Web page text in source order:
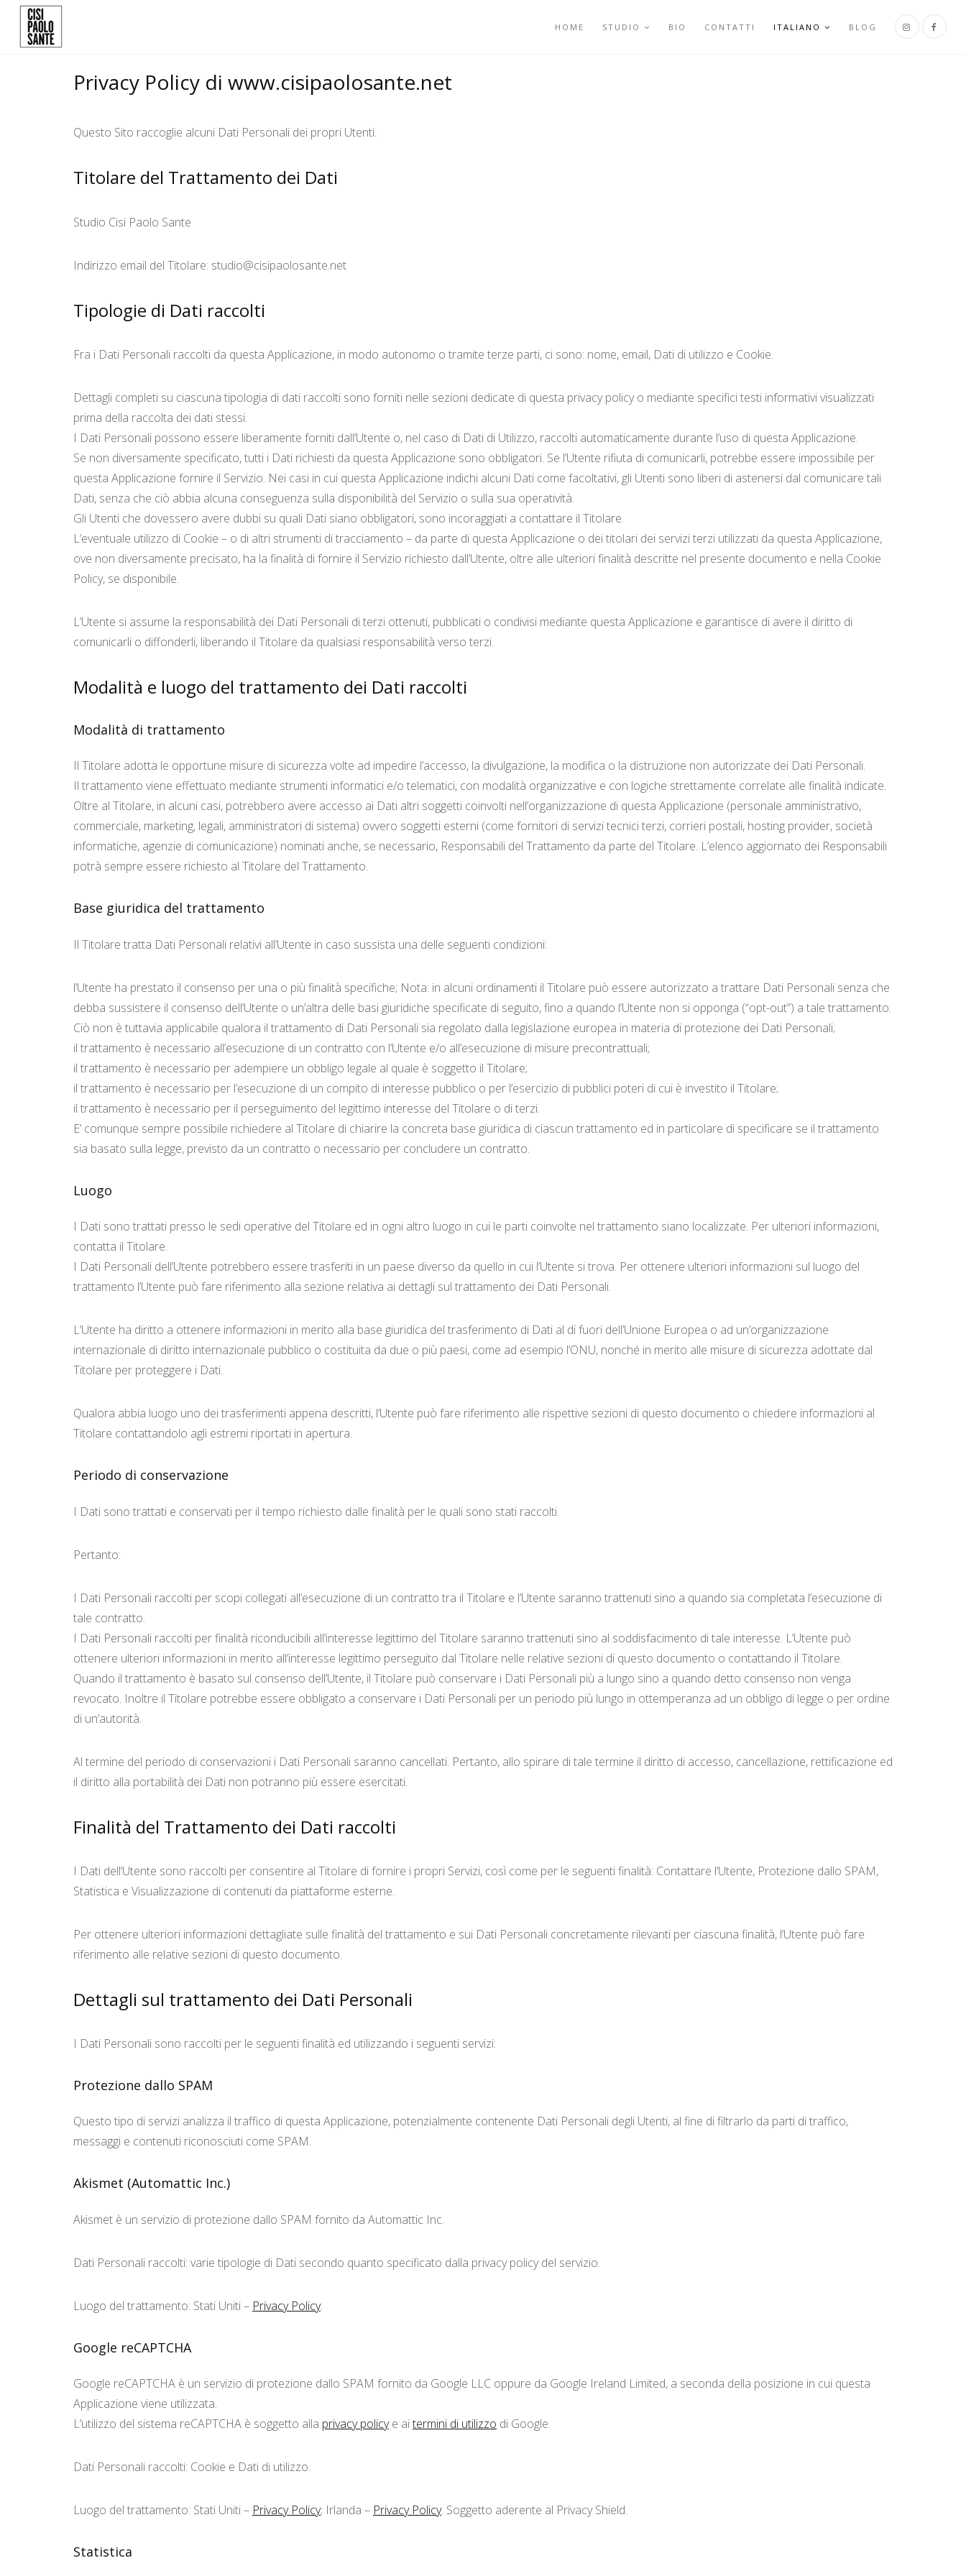
HOME STUDIO BIO CONTATTI ITALIANO BLOG
Privacy Policy di www.cisipaolosante.net
Questo Sito raccoglie alcuni Dati Personali dei propri Utenti.
Titolare del Trattamento dei Dati
Studio Cisi Paolo Sante
Indirizzo email del Titolare: studio@cisipaolosante.net
Tipologie di Dati raccolti
Fra i Dati Personali raccolti da questa Applicazione, in modo autonomo o tramite terze parti, ci sono: nome, email, Dati di utilizzo e Cookie.
Dettagli completi su ciascuna tipologia di dati raccolti sono forniti nelle sezioni dedicate di questa privacy policy o mediante specifici testi informativi visualizzati
prima della raccolta dei dati stessi.
I Dati Personali possono essere liberamente forniti dall’Utente o, nel caso di Dati di Utilizzo, raccolti automaticamente durante l’uso di questa Applicazione.
Se non diversamente specificato, tutti i Dati richiesti da questa Applicazione sono obbligatori. Se l’Utente rifiuta di comunicarli, potrebbe essere impossibile per
questa Applicazione fornire il Servizio. Nei casi in cui questa Applicazione indichi alcuni Dati come facoltativi, gli Utenti sono liberi di astenersi dal comunicare tali
Dati, senza che ciò abbia alcuna conseguenza sulla disponibilità del Servizio o sulla sua operatività.
Gli Utenti che dovessero avere dubbi su quali Dati siano obbligatori, sono incoraggiati a contattare il Titolare.
L’eventuale utilizzo di Cookie – o di altri strumenti di tracciamento – da parte di questa Applicazione o dei titolari dei servizi terzi utilizzati da questa Applicazione,
ove non diversamente precisato, ha la finalità di fornire il Servizio richiesto dall’Utente, oltre alle ulteriori finalità descritte nel presente documento e nella Cookie
Policy, se disponibile.
L’Utente si assume la responsabilità dei Dati Personali di terzi ottenuti, pubblicati o condivisi mediante questa Applicazione e garantisce di avere il diritto di
comunicarli o diffonderli, liberando il Titolare da qualsiasi responsabilità verso terzi.
Modalità e luogo del trattamento dei Dati raccolti
Modalità di trattamento
Il Titolare adotta le opportune misure di sicurezza volte ad impedire l’accesso, la divulgazione, la modifica o la distruzione non autorizzate dei Dati Personali.
Il trattamento viene effettuato mediante strumenti informatici e/o telematici, con modalità organizzative e con logiche strettamente correlate alle finalità indicate.
Oltre al Titolare, in alcuni casi, potrebbero avere accesso ai Dati altri soggetti coinvolti nell’organizzazione di questa Applicazione (personale amministrativo,
commerciale, marketing, legali, amministratori di sistema) ovvero soggetti esterni (come fornitori di servizi tecnici terzi, corrieri postali, hosting provider, società
informatiche, agenzie di comunicazione) nominati anche, se necessario, Responsabili del Trattamento da parte del Titolare. L’elenco aggiornato dei Responsabili
potrà sempre essere richiesto al Titolare del Trattamento.
Base giuridica del trattamento
Il Titolare tratta Dati Personali relativi all’Utente in caso sussista una delle seguenti condizioni:
l’Utente ha prestato il consenso per una o più finalità specifiche; Nota: in alcuni ordinamenti il Titolare può essere autorizzato a trattare Dati Personali senza che
debba sussistere il consenso dell’Utente o un’altra delle basi giuridiche specificate di seguito, fino a quando l’Utente non si opponga (“opt-out”) a tale trattamento.
Ciò non è tuttavia applicabile qualora il trattamento di Dati Personali sia regolato dalla legislazione europea in materia di protezione dei Dati Personali;
il trattamento è necessario all’esecuzione di un contratto con l’Utente e/o all’esecuzione di misure precontrattuali;
il trattamento è necessario per adempiere un obbligo legale al quale è soggetto il Titolare;
il trattamento è necessario per l’esecuzione di un compito di interesse pubblico o per l’esercizio di pubblici poteri di cui è investito il Titolare;
il trattamento è necessario per il perseguimento del legittimo interesse del Titolare o di terzi.
E’ comunque sempre possibile richiedere al Titolare di chiarire la concreta base giuridica di ciascun trattamento ed in particolare di specificare se il trattamento
sia basato sulla legge, previsto da un contratto o necessario per concludere un contratto.
Luogo
I Dati sono trattati presso le sedi operative del Titolare ed in ogni altro luogo in cui le parti coinvolte nel trattamento siano localizzate. Per ulteriori informazioni,
contatta il Titolare.
I Dati Personali dell’Utente potrebbero essere trasferiti in un paese diverso da quello in cui l’Utente si trova. Per ottenere ulteriori informazioni sul luogo del
trattamento l’Utente può fare riferimento alla sezione relativa ai dettagli sul trattamento dei Dati Personali.
L’Utente ha diritto a ottenere informazioni in merito alla base giuridica del trasferimento di Dati al di fuori dell’Unione Europea o ad un’organizzazione
internazionale di diritto internazionale pubblico o costituita da due o più paesi, come ad esempio l’ONU, nonché in merito alle misure di sicurezza adottate dal
Titolare per proteggere i Dati.
Qualora abbia luogo uno dei trasferimenti appena descritti, l’Utente può fare riferimento alle rispettive sezioni di questo documento o chiedere informazioni al
Titolare contattandolo agli estremi riportati in apertura.
Periodo di conservazione
I Dati sono trattati e conservati per il tempo richiesto dalle finalità per le quali sono stati raccolti.
Pertanto:
I Dati Personali raccolti per scopi collegati all’esecuzione di un contratto tra il Titolare e l’Utente saranno trattenuti sino a quando sia completata l’esecuzione di
tale contratto.
I Dati Personali raccolti per finalità riconducibili all’interesse legittimo del Titolare saranno trattenuti sino al soddisfacimento di tale interesse. L’Utente può
ottenere ulteriori informazioni in merito all’interesse legittimo perseguito dal Titolare nelle relative sezioni di questo documento o contattando il Titolare.
Quando il trattamento è basato sul consenso dell’Utente, il Titolare può conservare i Dati Personali più a lungo sino a quando detto consenso non venga
revocato. Inoltre il Titolare potrebbe essere obbligato a conservare i Dati Personali per un periodo più lungo in ottemperanza ad un obbligo di legge o per ordine
di un’autorità.
Al termine del periodo di conservazioni i Dati Personali saranno cancellati. Pertanto, allo spirare di tale termine il diritto di accesso, cancellazione, rettificazione ed
il diritto alla portabilità dei Dati non potranno più essere esercitati.
Finalità del Trattamento dei Dati raccolti
I Dati dell’Utente sono raccolti per consentire al Titolare di fornire i propri Servizi, così come per le seguenti finalità: Contattare l’Utente, Protezione dallo SPAM,
Statistica e Visualizzazione di contenuti da piattaforme esterne.
Per ottenere ulteriori informazioni dettagliate sulle finalità del trattamento e sui Dati Personali concretamente rilevanti per ciascuna finalità, l’Utente può fare
riferimento alle relative sezioni di questo documento.
Dettagli sul trattamento dei Dati Personali
I Dati Personali sono raccolti per le seguenti finalità ed utilizzando i seguenti servizi:
Protezione dallo SPAM
Questo tipo di servizi analizza il traffico di questa Applicazione, potenzialmente contenente Dati Personali degli Utenti, al fine di filtrarlo da parti di traffico,
messaggi e contenuti riconosciuti come SPAM.
Akismet (Automattic Inc.)
Akismet è un servizio di protezione dallo SPAM fornito da Automattic Inc.
Dati Personali raccolti: varie tipologie di Dati secondo quanto specificato dalla privacy policy del servizio.
Luogo del trattamento: Stati Uniti – Privacy Policy.
Google reCAPTCHA
Google reCAPTCHA è un servizio di protezione dallo SPAM fornito da Google LLC oppure da Google Ireland Limited, a seconda della posizione in cui questa
Applicazione viene utilizzata.
L’utilizzo del sistema reCAPTCHA è soggetto alla privacy policye aitermini di utilizzo di Google.
Dati Personali raccolti: Cookie e Dati di utilizzo.
Luogo del trattamento: Stati Uniti – Privacy Policy; Irlanda – Privacy Policy. Soggetto aderente al Privacy Shield.
Statistica